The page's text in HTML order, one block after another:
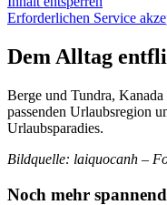
Erforderlichen Service
Dem Alltag
Berge und Tundra,
passenden Urlaubsregion
Urlaubsparadies.
Bildquelle: laiquocanh –
Noch mehr